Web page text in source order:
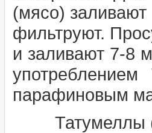
(мясо)
фильтруют.
и заливают 7-8
парафиновым
Татумеллы